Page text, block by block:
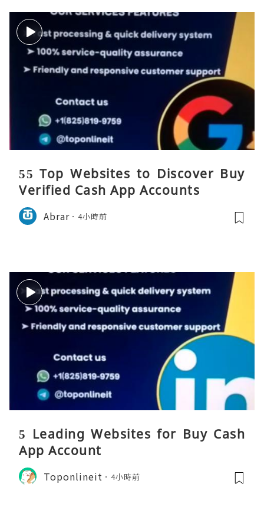
55 Top Websites to Discover Buy
Verified Cash App Accounts
Abrar 4小時前
5 Leading Websites for Buy Cash
App Account
Toponlineit 4小時前